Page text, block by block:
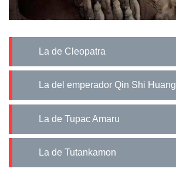
La de Cleopatra
La del emperador Qin Shi Huang
La de Tupac Amaru
La de Tutankamon